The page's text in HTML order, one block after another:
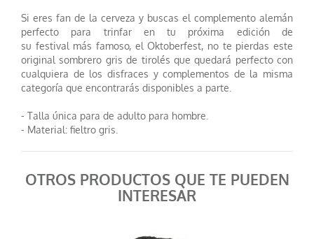
Si eres fan de la cerveza y buscas el complemento alemán
perfecto para trinfar en tu próxima edición de
su festival más famoso, el Oktoberfest, no te pierdas este
original sombrero gris de tirolés que quedará perfecto con
cualquiera de los disfraces y complementos de la misma
categoría que encontrarás disponibles a parte.
- Talla única para de adulto para hombre.
- Material: fieltro gris.
OTROS PRODUCTOS QUE TE PUEDEN
INTERESAR